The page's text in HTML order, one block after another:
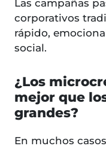
Las campañas
corporativos
rápido,
social.
¿Los
mejor que
grandes?
En muchos